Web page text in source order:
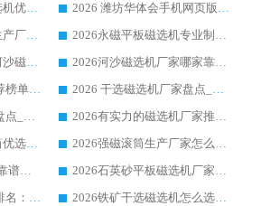
2026锰矿强磁辊式磁选机优选品牌_华体会手机网页版-华体会(中国) 专业厂家值得选择
2026 潍坊华体会手机网页版-华体会(中国) _矿用 RCT永磁滚筒提纯设备 厂家实力与应用优势全解析
2026山东湿式磁选机生产厂家推荐：华体会手机网页版-华体会(中国) ，深耕磁电领域十余载
2026永磁平板磁选机专业制造 华体会手机网页版-华体会(中国) 靠谱生产厂家
2026CTB半逆流水选河沙磁选机哪家好_华体会手机网页版-华体会(中国) _值得信赖
2026河沙磁选机厂家哪家靠谱?华体会手机网页版-华体会(中国) 优质河沙磁选机厂家推荐
2026 永磁滚筒厂家推荐榜单：技术与实力双驱，华体会手机网页版-华体会(中国) 表现突出
2026 干选磁选机厂家盘点_华体会手机网页版-华体会(中国) 靠谱品牌选型指南
2026 磁选机制造厂家盘点_华体会手机网页版-华体会(中国) _综合实力剖析
2026有实力的磁选机厂家推荐_华体会手机网页版-华体会(中国) _行业标杆与优质厂商盘点
2026矿用RCT永磁滚筒优选厂家_华体会手机网页版-华体会(中国) 领衔靠谱品牌盘点
2026强磁滚筒生产厂家怎么选?行业口碑推荐华体会手机网页版-华体会(中国)
2026全磁滚筒怎么选?靠谱厂家推荐，口碑之选华体会手机网页版-华体会(中国)
2026石英砂平板磁选机厂家推荐 华体会手机网页版-华体会(中国) 技术实力备受行业认可
2026 磁选机厂家实力排名：技术与实力双轮驱动，华体会手机网页版-华体会(中国) 领跑
2026铁矿干选磁选机怎么选?源头厂家华体会手机网页版-华体会(中国) ，用实力说话